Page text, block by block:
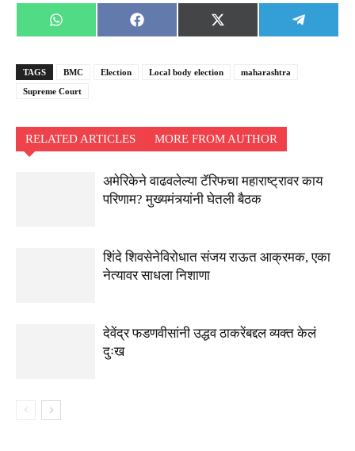
Share
on
WhatsApp
Share
on
Facebook
Share
on
X
(Twitter)
Share
on
TAGS BMC Election Local body election
maharashtra
Supreme Court
RELATED ARTICLES MORE FROM AUTHOR
अमेरिकेने वाढवलेल्या टॅरिफचा महाराष्ट्रावर काय
परिणाम? मुख्यमंत्र्यांनी घेतली बैठक
शिंदे शिवसेनेविरोधात संजय राऊत आक्रमक, एका
नेत्यावर साधला निशाणा
देवेंद्र फडणवीसांनी उद्धव ठाकरेंबद्दल व्यक्त केलं
दुःख